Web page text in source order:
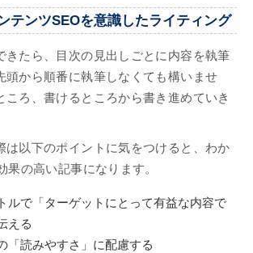
テンツSEOを意識したライティング
きたら、目次の見出しごとに内容を執筆
頭から順番に執筆しなくても構いませ
ころ、書けるところから書き進めていき
は以下のポイントに気をつけると、わか
果の高い記事になります。
ルで「ターゲットにとって有益な内容で
える
「読みやすさ」に配慮する